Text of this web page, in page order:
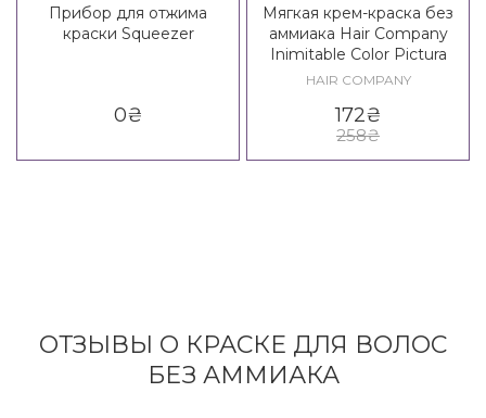
Прибор для отжима
краски Squeezer
0₴
Мягкая крем-краска без
аммиака Hair Company
Inimitable Color Pictura
HAIR COMPANY
172₴
258₴
ОТЗЫВЫ О КРАСКЕ ДЛЯ ВОЛОС
БЕЗ АММИАКА